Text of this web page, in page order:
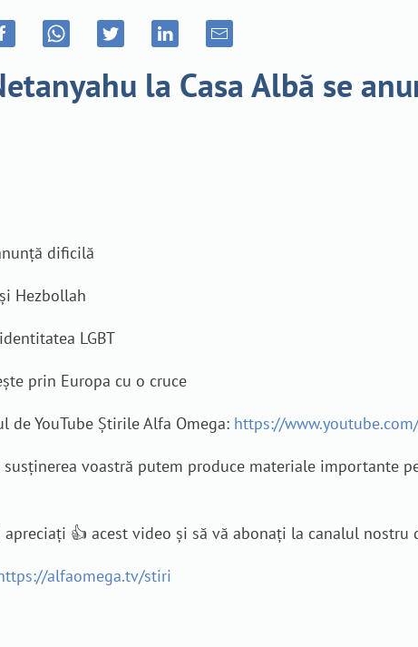
la Casa Albă se
dificilă
Hezbollah
LGBT
prin Europa cu o cruce
YouTube Știrile Alfa Omega: https://
voastră putem produce materiale importante
👍 acest video și să vă abonați la canalul
alfaomega.tv/stiri